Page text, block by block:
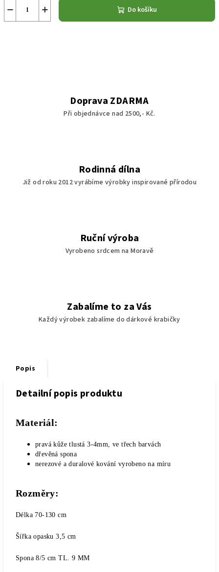
+
− Do košíku
Doprava ZDARMA
Při objednávce nad 2500,- Kč.
Rodinná dílna
Již od roku 2012 vyrábíme výrobky inspirované přírodou
Ruční výroba
Vyrobeno srdcem na Moravě
Zabalíme to za Vás
Každý výrobek zabalíme do dárkové krabičky
Popis
Detailní popis produktu
Materiál:
pravá kůže tlustá 3-4mm, ve třech barvách
dřevěná spona
nerezové a duralové kování vyrobeno na míru
Rozměry:
Délka 70-130 cm
Šířka opasku 3,5 cm
Spona 8/5 cm TL. 9 MM